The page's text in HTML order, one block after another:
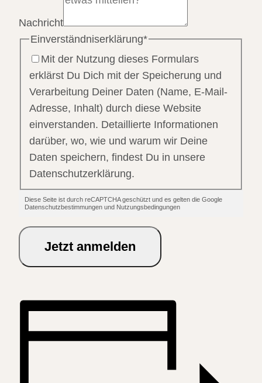
Nachricht
Einverständniserklärung*
Mit der Nutzung dieses Formulars
erklärst Du Dich mit der Speicherung und
Verarbeitung Deiner Daten (Name, E-Mail-
Adresse, Inhalt) durch diese Website
einverstanden. Detaillierte Informationen
darüber, wo, wie und warum wir Deine
Daten speichern, findest Du in unsere
Datenschutzerklärung.
Diese Seite ist durch reCAPTCHA geschützt und es gelten die Google
Datenschutzbestimmungen und Nutzungsbedingungen
Jetzt anmelden